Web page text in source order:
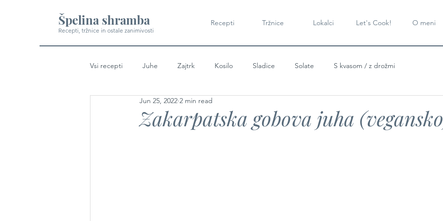
Špelina shramba
Recepti, tržnice in ostale zanimivosti
Recepti Tržnice Lokalci Let's Cook! O meni
Vsi recepti Juhe Zajtrk Kosilo Sladice Solate S kvasom / z drožmi
Zakarpatska gobova juha
Jun 25, 2022 2 min read